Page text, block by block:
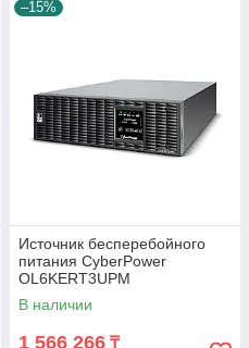
–15%
Источник бесперебойного
питания CyberPower
OL6KERT3UPM
В наличии
1 566 266 ₸